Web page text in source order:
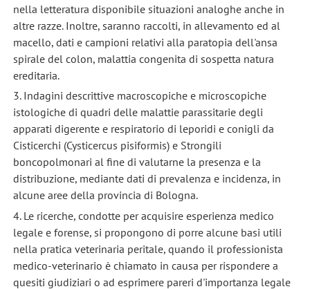
nella letteratura disponibile situazioni analoghe anche in
altre razze. Inoltre, saranno raccolti, in allevamento ed al
macello, dati e campioni relativi alla paratopia dell'ansa
spirale del colon, malattia congenita di sospetta natura
ereditaria.
3. Indagini descrittive macroscopiche e microscopiche
istologiche di quadri delle malattie parassitarie degli
apparati digerente e respiratorio di leporidi e conigli da
Cisticerchi (Cysticercus pisiformis) e Strongili
boncopolmonari al fine di valutarne la presenza e la
distribuzione, mediante dati di prevalenza e incidenza, in
alcune aree della provincia di Bologna.
4. Le ricerche, condotte per acquisire esperienza medico
legale e forense, si propongono di porre alcune basi utili
nella pratica veterinaria peritale, quando il professionista
medico-veterinario è chiamato in causa per rispondere a
quesiti giudiziari o ad esprimere pareri d'importanza legale